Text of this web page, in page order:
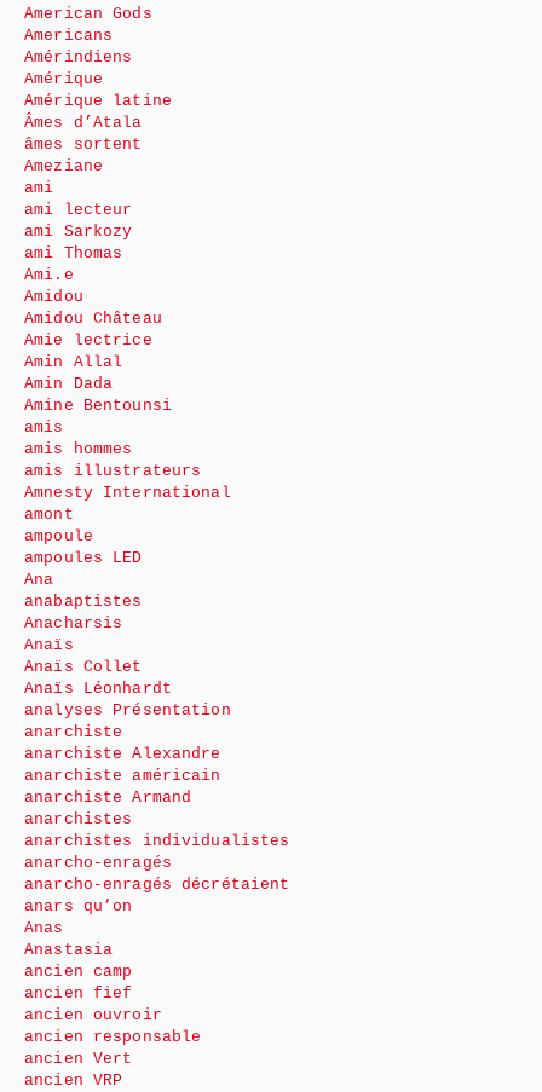
American Gods
Americans
Amérindiens
Amérique
Amérique latine
Âmes d’Atala
âmes sortent
Ameziane
ami
ami lecteur
ami Sarkozy
ami Thomas
Ami.e
Amidou
Amidou Château
Amie lectrice
Amin Allal
Amin Dada
Amine Bentounsi
amis
amis hommes
amis illustrateurs
Amnesty International
amont
ampoule
ampoules LED
Ana
anabaptistes
Anacharsis
Anaïs
Anaïs Collet
Anaïs Léonhardt
analyses Présentation
anarchiste
anarchiste Alexandre
anarchiste américain
anarchiste Armand
anarchistes
anarchistes individualistes
anarcho-enragés
anarcho-enragés décrétaient
anars qu’on
Anas
Anastasia
ancien camp
ancien fief
ancien ouvroir
ancien responsable
ancien Vert
ancien VRP